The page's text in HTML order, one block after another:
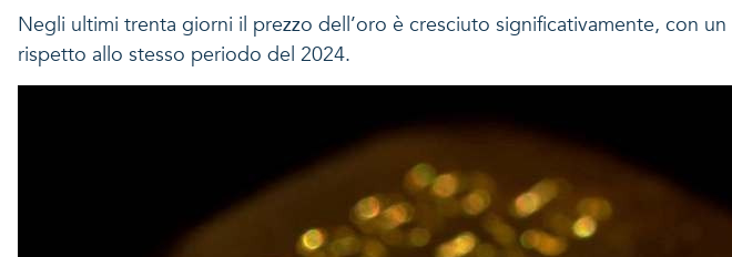
Negli ultimi trenta giorni il prezzo dell’oro è cresciuto significativamente, con
rispetto allo stesso periodo del 2024.